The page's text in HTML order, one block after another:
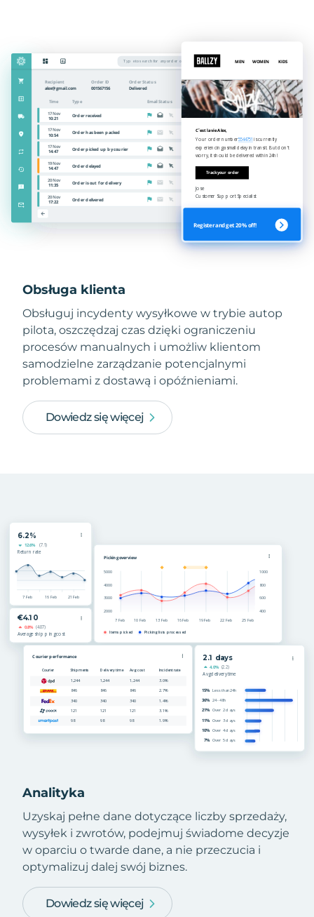
Obsługa klienta
Obsługuj incydenty wysyłkowe w trybie autop
pilota, oszczędzaj czas dzięki ograniczeniu
procesów manualnych i umożliw klientom
samodzielne zarządzanie potencjalnymi
problemami z dostawą i opóźnieniami.
Dowiedz się więcej
Analityka
Uzyskaj pełne dane dotyczące liczby sprzedaży,
wysyłek i zwrotów, podejmuj świadome decyzje
w oparciu o twarde dane, a nie przeczucia i
optymalizuj dalej swój biznes.
Dowiedz się więcej